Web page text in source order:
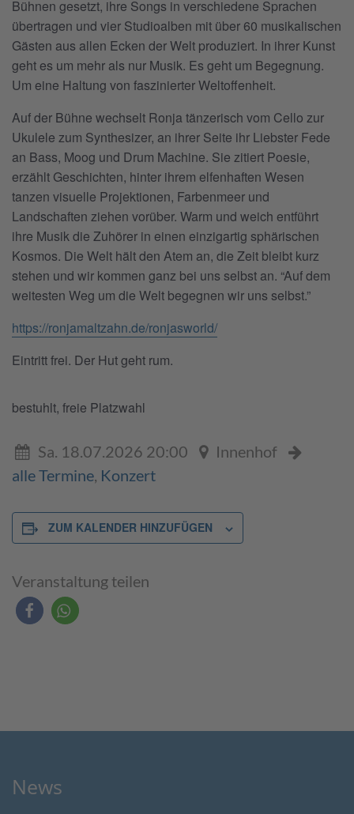
Bühnen gesetzt, ihre Songs in verschiedene Sprachen
übertragen und vier Studioalben mit über 60 musikalischen
Gästen aus allen Ecken der Welt produziert. In ihrer Kunst
geht es um mehr als nur Musik. Es geht um Begegnung.
Um eine Haltung von faszinierter Weltoffenheit.
Auf der Bühne wechselt Ronja tänzerisch vom Cello zur
Ukulele zum Synthesizer, an ihrer Seite ihr Liebster Fede
an Bass, Moog und Drum Machine. Sie zitiert Poesie,
erzählt Geschichten, hinter ihrem elfenhaften Wesen
tanzen visuelle Projektionen, Farbenmeer und
Landschaften ziehen vorüber. Warm und weich entführt
ihre Musik die Zuhörer in einen einzigartig sphärischen
Kosmos. Die Welt hält den Atem an, die Zeit bleibt kurz
stehen und wir kommen ganz bei uns selbst an. “Auf dem
weitesten Weg um die Welt begegnen wir uns selbst.”
https://ronjamaltzahn.de/ronjasworld/
Eintritt frei. Der Hut geht rum.
bestuhlt, freie Platzwahl
Sa. 18.07.2026 20:00
Innenhof
alle Termine, Konzert
ZUM KALENDER HINZUFÜGEN
Veranstaltung teilen
News